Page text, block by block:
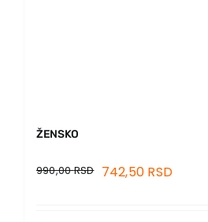
ŽENSKO
990,00RSD 742,50 RSD